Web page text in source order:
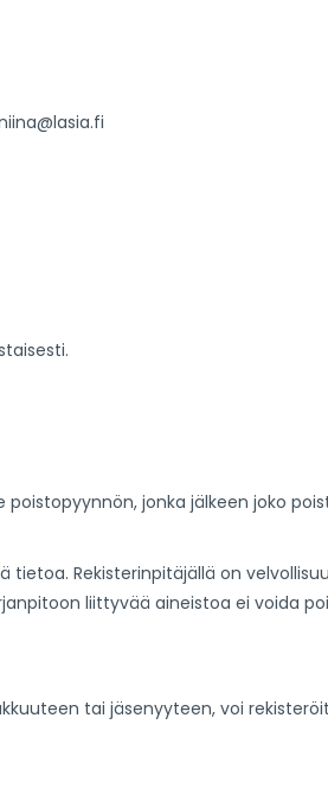
jonka jälkeen joko
Rekisterinpitäjällä on
liittyvää aineistoa ei voida
tai jäsenyyteen, voi